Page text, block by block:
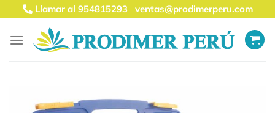
Saltar
al
contenido
Llamar al 954815293ventas@prodimerperu.com